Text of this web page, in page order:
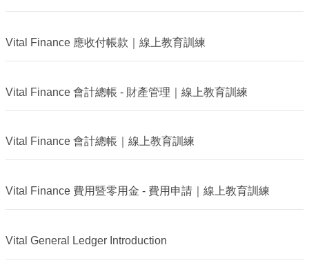
Vital Finance 應收付帳款｜線上教育訓練
Vital Finance 會計總帳 - 財產管理｜線上教育訓練
Vital Finance 會計總帳｜線上教育訓練
Vital Finance 費用暨零用金 - 費用申請｜線上教育訓練
Vital General Ledger Introduction